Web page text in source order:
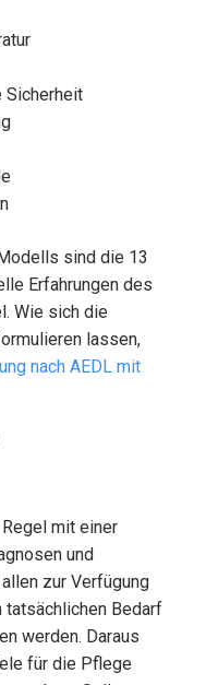
Sicherheit
sind die 13
Erfahrungen des
Wie sich die
lassen,
nach AEDL mit
mit einer
und
zur Verfügung
tatsächlichen Bedarf
werden. Daraus
für die Pflege